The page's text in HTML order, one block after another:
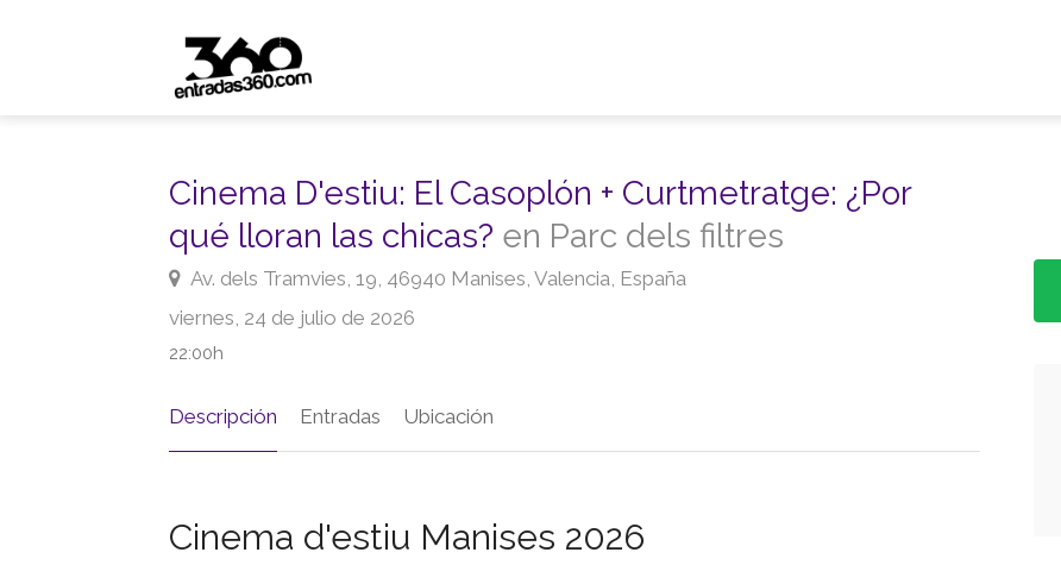
Cinema D'estiu: El Casoplón + Curtmetratge: ¿Por
qué lloran las chicas? en Parc dels filtres
Av. dels Tramvies, 19, 46940 Manises, Valencia, España
viernes, 24 de julio de 2026
22:00h
Descripción Entradas Ubicación
Cinema d'estiu Manises 2026